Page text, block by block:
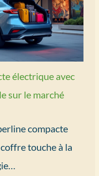
électrique avec
sur le marché
compacte
touche à la